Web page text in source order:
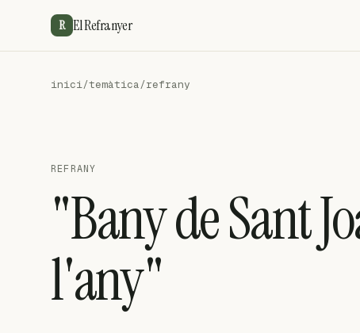
R El Refranyer
inici/temàtica/refrany
REFRANY
"Bany de Sant
l'any"